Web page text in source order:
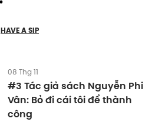
HAVE A SIP
08 Thg 11
#3 Tác giả sách Nguyễn Phi
Vân: Bỏ đi cái tôi để thành
công